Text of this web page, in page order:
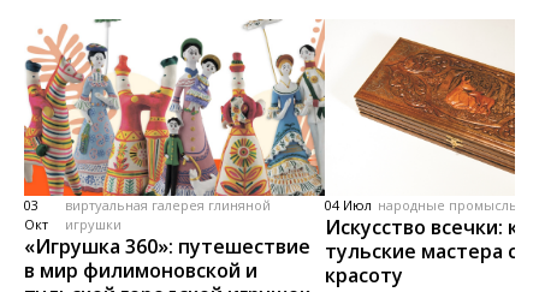
03
Окт
виртуальная галерея глиняной
игрушки
«Игрушка 360»: путешествие
в мир филимоновской и
04 Июл народные промыслы,
Искусство всечки: как
тульские мастера
красоту